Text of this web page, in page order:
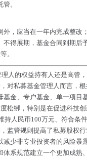
。
，应当在一年内完成整改
得展期，基金合同到期后
。
人的权益持有人还是高管
对私募基金管理人而言，
金、专户基金、单一项目
松绑，特别是在促进科技
人民币100万元、符合条
监管规则提高了私募股权
少非专业投资者的风险暴
系规范建立一个更加成熟